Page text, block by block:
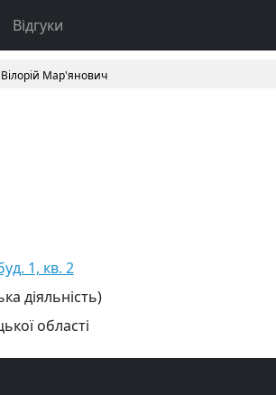
Відгуки
Мар'янович
1, кв. 2
діяльність)
області